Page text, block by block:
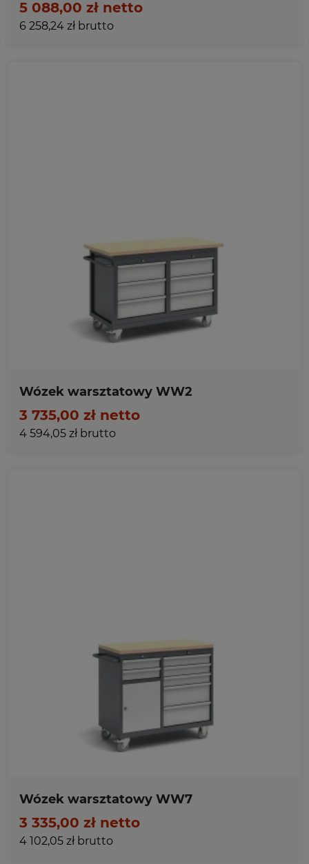
600
5 088,00 zł netto
6 258,24 zł brutto
Ulubione
Wózek warsztatowy WW2
3 735,00 zł netto
4 594,05 zł brutto
Ulubione
Wózek warsztatowy WW7
3 335,00 zł netto
4 102,05 zł brutto